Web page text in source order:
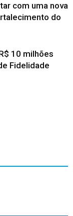
com uma nova
do
10 milhões
Fidelidade